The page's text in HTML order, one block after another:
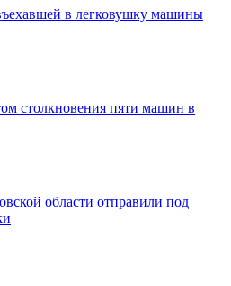
в легковушку машины
столкновения пяти машин в
области отправили под